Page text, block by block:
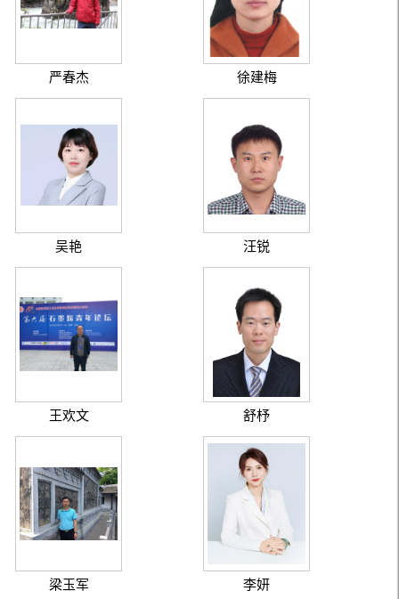
严春杰 徐建梅
吴艳 汪锐
王欢文 舒杼
梁玉军 李妍